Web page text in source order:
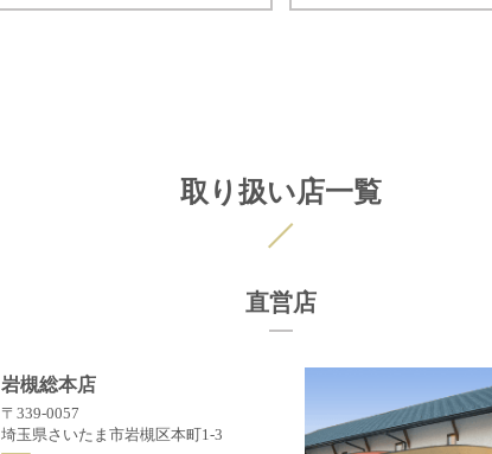
取り扱い店一覧
直営店
岩槻総本店
〒339-0057
埼玉県さいたま市岩槻区本町1-3